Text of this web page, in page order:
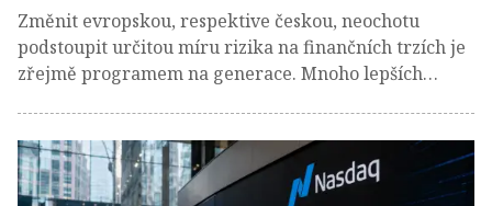
Změnit evropskou, respektive českou, neochotu
podstoupit určitou míru rizika na finančních trzích je
zřejmě programem na generace. Mnoho lepších
portfolia asi neexistuje.